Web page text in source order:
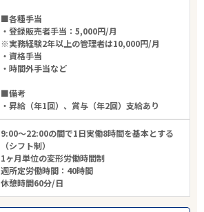
■各種手当
・登録販売者手当：5,000円/月
※実務経験2年以上の管理者は10,000円/月
・資格手当
・時間外手当など
■備考
・昇給（年1回）、賞与（年2回）支給あり
9:00～22:00の間で1日実働8時間を基本とする
（シフト制）
1ヶ月単位の変形労働時間制
週所定労働時間：40時間
休憩時間60分/日